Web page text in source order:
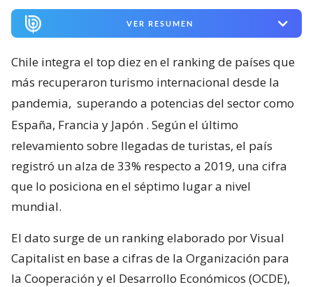
VER RESUMEN
Chile integra el top diez en el ranking de países que
más recuperaron turismo internacional desde la
pandemia, superando a potencias del sector como
España, Francia y Japón . Según el último
relevamiento sobre llegadas de turistas, el país
registró un alza de 33% respecto a 2019, una cifra
que lo posiciona en el séptimo lugar a nivel
mundial.
El dato surge de un ranking elaborado por Visual
Capitalist en base a cifras de la Organización para
la Cooperación y el Desarrollo Económicos (OCDE),